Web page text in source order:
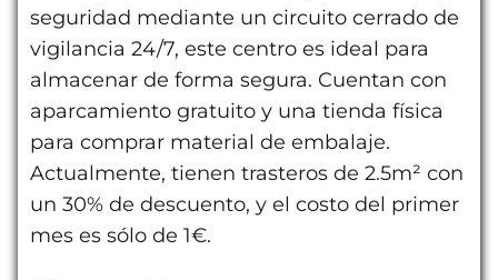
seguridad mediante un circuito cerrado de
vigilancia 24/7, este centro es ideal para
almacenar de forma segura. Cuentan con
aparcamiento gratuito y una tienda física
para comprar material de embalaje.
Actualmente, tienen trasteros de 2.5m² con
un 30% de descuento, y el costo del primer
mes es sólo de 1€.